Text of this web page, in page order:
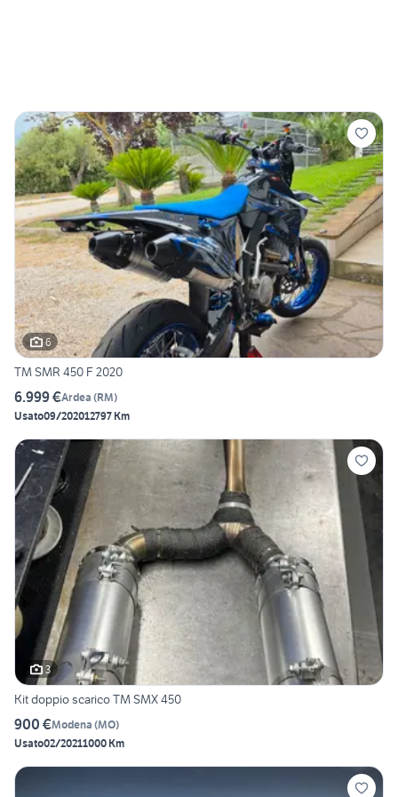
6
TM SMR 450 F 2020
6.999 €Ardea (RM)
Usato09/202012797 Km
3
Kit doppio scarico TM SMX 450
900 €Modena (MO)
Usato02/20211000 Km